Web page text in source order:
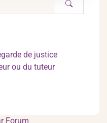
de justice
ou du tuteur
Forum